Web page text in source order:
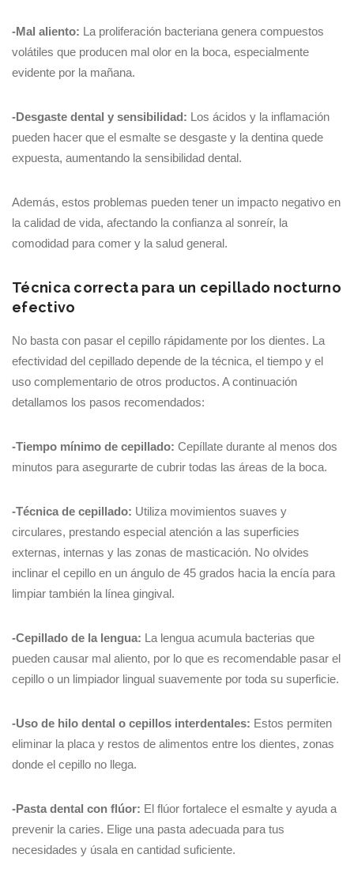
-Mal aliento: La proliferación bacteriana genera compuestos
volátiles que producen mal olor en la boca, especialmente
evidente por la mañana.
-Desgaste dental y sensibilidad: Los ácidos y la inflamación
pueden hacer que el esmalte se desgaste y la dentina quede
expuesta, aumentando la sensibilidad dental.
Además, estos problemas pueden tener un impacto negativo en
la calidad de vida, afectando la confianza al sonreír, la
comodidad para comer y la salud general.
Técnica correcta para un cepillado nocturno
efectivo
No basta con pasar el cepillo rápidamente por los dientes. La
efectividad del cepillado depende de la técnica, el tiempo y el
uso complementario de otros productos. A continuación
detallamos los pasos recomendados:
-Tiempo mínimo de cepillado: Cepíllate durante al menos dos
minutos para asegurarte de cubrir todas las áreas de la boca.
-Técnica de cepillado: Utiliza movimientos suaves y
circulares, prestando especial atención a las superficies
externas, internas y las zonas de masticación. No olvides
inclinar el cepillo en un ángulo de 45 grados hacia la encía para
limpiar también la línea gingival.
-Cepillado de la lengua: La lengua acumula bacterias que
pueden causar mal aliento, por lo que es recomendable pasar el
cepillo o un limpiador lingual suavemente por toda su superficie.
-Uso de hilo dental o cepillos interdentales: Estos permiten
eliminar la placa y restos de alimentos entre los dientes, zonas
donde el cepillo no llega.
-Pasta dental con flúor: El flúor fortalece el esmalte y ayuda a
prevenir la caries. Elige una pasta adecuada para tus
necesidades y úsala en cantidad suficiente.